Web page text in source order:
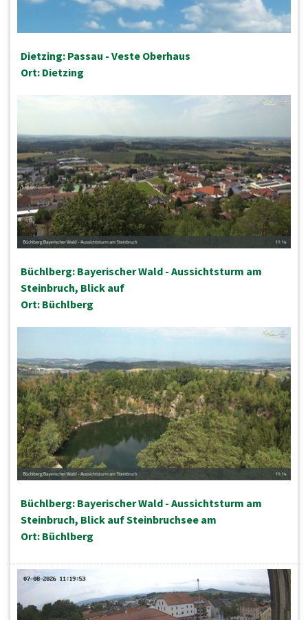
Dietzing: Passau - Veste Oberhaus
Ort: Dietzing
Büchlberg: Bayerischer Wald - Aussichtsturm am
Steinbruch, Blick auf
Ort: Büchlberg
Büchlberg: Bayerischer Wald - Aussichtsturm am
Steinbruch, Blick auf Steinbruchsee am
Ort: Büchlberg